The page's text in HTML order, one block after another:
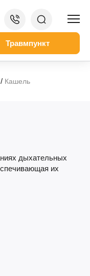
Травмпункт
/ Кашель
дыхательных
их